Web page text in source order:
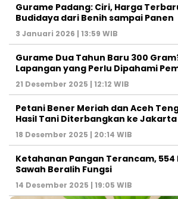
Gurame Padang: Ciri, Harga
Budidaya dari Benih sampai Panen
3 Januari 2026 | 13:59 WIB
Gurame Dua Tahun Baru 300
Lapangan yang Perlu Dipahami
21 Desember 2025 | 12:12 WIB
Petani Bener Meriah dan Aceh
Hasil Tani Diterbangkan ke Jakarta
18 Desember 2025 | 20:14 WIB
Ketahanan Pangan Terancam, 554
Sawah Beralih Fungsi
14 Desember 2025 | 19:05 WIB